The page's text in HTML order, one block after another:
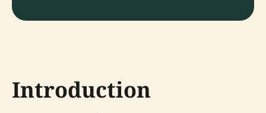
Introduction